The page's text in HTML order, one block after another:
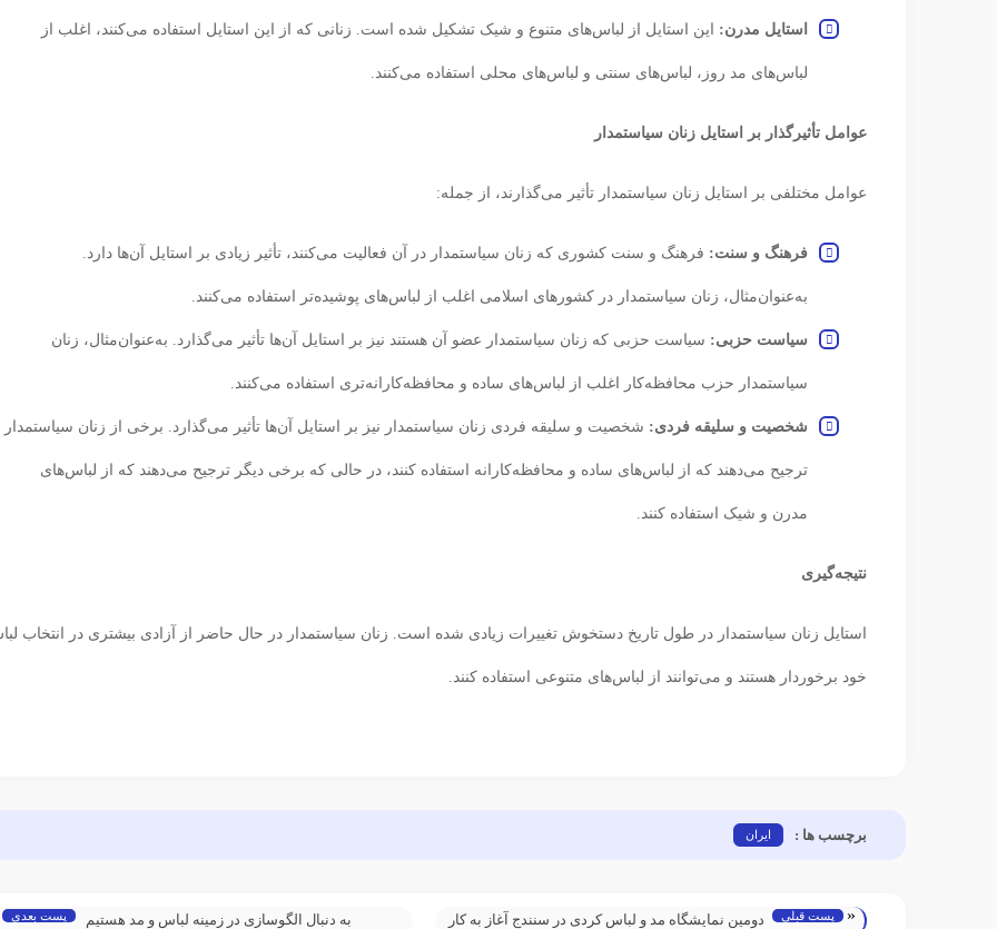
استایل مدرن: این استایل از لباس‌های متنوع و شیک تشکیل شده است. زنانی که از این استایل استفاده می‌کنند، اغلب از
لباس‌های مد روز، لباس‌های سنتی و لباس‌های محلی استفاده می‌کنند.
عوامل تأثیرگذار بر استایل زنان سیاستمدار
عوامل مختلفی بر استایل زنان سیاستمدار تأثیر می‌گذارند، از جمله:
فرهنگ و سنت: فرهنگ و سنت کشوری که زنان سیاستمدار در آن فعالیت می‌کنند، تأثیر زیادی بر استایل آن‌ها دارد.
به‌عنوان‌مثال، زنان سیاستمدار در کشورهای اسلامی اغلب از لباس‌های پوشیده‌تر استفاده می‌کنند.
سیاست حزبی: سیاست حزبی که زنان سیاستمدار عضو آن هستند نیز بر استایل آن‌ها تأثیر می‌گذارد. به‌عنوان‌مثال، زنان
سیاستمدار حزب محافظه‌کار اغلب از لباس‌های ساده و محافظه‌کارانه‌تری استفاده می‌کنند.
شخصیت و سلیقه فردی: شخصیت و سلیقه فردی زنان سیاستمدار نیز بر استایل آن‌ها تأثیر می‌گذارد. برخی از زنان سیاستمدار
ترجیح می‌دهند که از لباس‌های ساده و محافظه‌کارانه استفاده کنند، در حالی که برخی دیگر ترجیح می‌دهند که از لباس‌های
مدرن و شیک استفاده کنند.
نتیجه‌گیری
استایل زنان سیاستمدار در طول تاریخ دستخوش تغییرات زیادی شده است. زنان سیاستمدار در حال حاضر از آزادی بیشتری در انتخاب
خود برخوردار هستند و می‌توانند از لباس‌های متنوعی استفاده کنند.
برچسب ها : ایران
« پست قبلی
دومین نمایشگاه مد و لباس کردی در سنندج آغاز به کار
به دنبال الگوسازی در زمینه لباس و مد هستیم پست بعدی